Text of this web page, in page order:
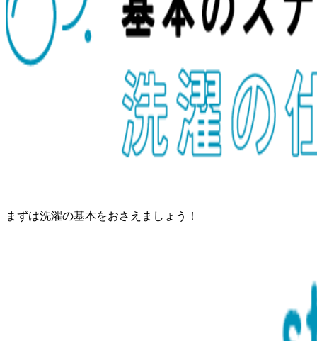
まずは洗濯の基本をおさえましょう！